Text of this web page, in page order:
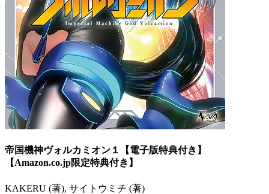
帝国機神ヴォルカミオン１【電子版特典付き】
【Amazon.co.jp限定特典付き】
KAKERU (著), サイトウミチ (著)